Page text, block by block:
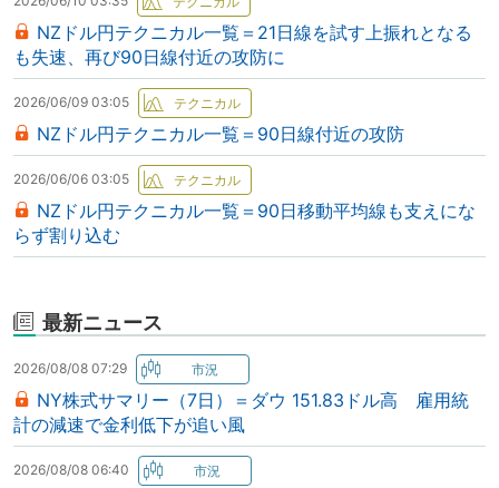
NZドル円テクニカル一覧＝21日線を試す上振れとなる
も失速、再び90日線付近の攻防に
2026/06/09 03:05
NZドル円テクニカル一覧＝90日線付近の攻防
2026/06/06 03:05
NZドル円テクニカル一覧＝90日移動平均線も支えにな
らず割り込む
最新ニュース
2026/08/08 07:29
NY株式サマリー（7日）＝ダウ 151.83ドル高 雇用統
計の減速で金利低下が追い風
2026/08/08 06:40